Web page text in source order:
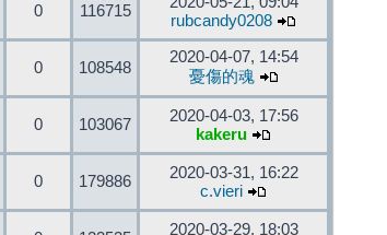
0 116715
rubcandy0208
0 108548
2020-04-07, 14:54
憂傷的魂
0 103067
2020-04-03, 17:56
kakeru
0 179886
2020-03-31, 16:22
c.vieri
2020-03-29, 18:03